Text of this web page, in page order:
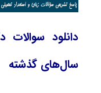
دانلود سوالات
سال‌های گذشته